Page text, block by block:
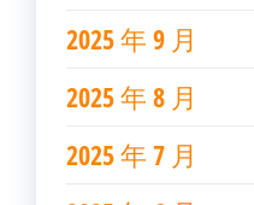
2025 年 9 月
2025 年 8 月
2025 年 7 月